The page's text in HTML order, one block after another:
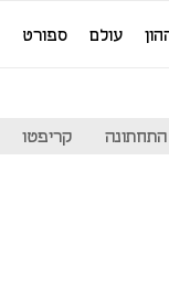
עולם ספורט
קריפטו